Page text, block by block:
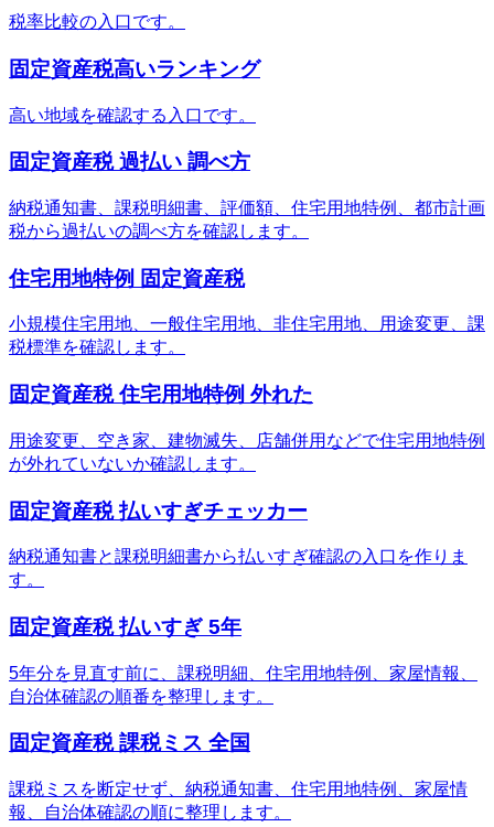
税率比較の入口です。
固定資産税高いランキング
高い地域を確認する入口です。
固定資産税 過払い 調べ方
納税通知書、課税明細書、評価額、住宅用地特例、都市計画
税から過払いの調べ方を確認します。
住宅用地特例 固定資産税
小規模住宅用地、一般住宅用地、非住宅用地、用途変更、課
税標準を確認します。
固定資産税 住宅用地特例 外れた
用途変更、空き家、建物滅失、店舗併用などで住宅用地特例
が外れていないか確認します。
固定資産税 払いすぎチェッカー
納税通知書と課税明細書から払いすぎ確認の入口を作りま
す。
固定資産税 払いすぎ 5年
5年分を見直す前に、課税明細、住宅用地特例、家屋情報、
自治体確認の順番を整理します。
固定資産税 課税ミス 全国
課税ミスを断定せず、納税通知書、住宅用地特例、家屋情
報、自治体確認の順に整理します。